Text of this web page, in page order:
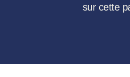
sur cette